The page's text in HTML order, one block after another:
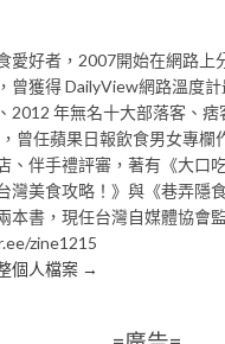
愛好者，2007開始在網路上
曾獲得 DailyView網路溫度
2012 年無名十大部落客、痞
曾任蘋果日報飲食男女專欄
、伴手禮評審，著有《大口
灣美食攻略！》與《巷弄隱
本書，現任台灣自媒體協會
zine1215
個人檔案 →